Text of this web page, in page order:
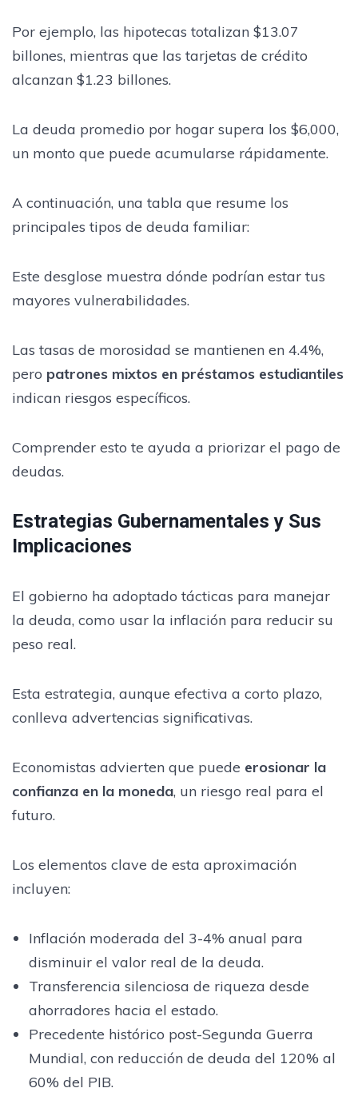
Por ejemplo, las hipotecas totalizan $13.07
billones, mientras que las tarjetas de crédito
alcanzan $1.23 billones.
La deuda promedio por hogar supera los $6,000,
un monto que puede acumularse rápidamente.
A continuación, una tabla que resume los
principales tipos de deuda familiar:
Este desglose muestra dónde podrían estar tus
mayores vulnerabilidades.
Las tasas de morosidad se mantienen en 4.4%,
pero patrones mixtos en préstamos estudiantiles
indican riesgos específicos.
Comprender esto te ayuda a priorizar el pago de
deudas.
Estrategias Gubernamentales y Sus
Implicaciones
El gobierno ha adoptado tácticas para manejar
la deuda, como usar la inflación para reducir su
peso real.
Esta estrategia, aunque efectiva a corto plazo,
conlleva advertencias significativas.
Economistas advierten que puede erosionar la
confianza en la moneda, un riesgo real para el
futuro.
Los elementos clave de esta aproximación
incluyen:
Inflación moderada del 3-4% anual para
disminuir el valor real de la deuda.
Transferencia silenciosa de riqueza desde
ahorradores hacia el estado.
Precedente histórico post-Segunda Guerra
Mundial, con reducción de deuda del 120% al
60% del PIB.